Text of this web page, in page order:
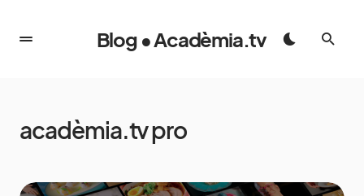
Blog • Acadèmia.tv
acadèmia.tv pro